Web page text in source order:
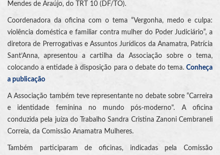
Mendes de Araújo, do TRT 10 (DF/TO).
Coordenadora da oficina com o tema “Vergonha, medo e culpa:
violência doméstica e familiar contra mulher do Poder Judiciário”, a
diretora de Prerrogativas e Assuntos Jurídicos da Anamatra, Patrícia
Sant’Anna, apresentou a cartilha da Associação sobre o tema,
colocando a entidade à disposição para o debate do tema. Conheça
a publicação
A Associação também teve representante no debate sobre “Carreira
e identidade feminina no mundo pós-moderno". A oficina
conduzida pela juíza do Trabalho Sandra Cristina Zanoni Cembraneli
Correia, da Comissão Anamatra Mulheres.
Também participaram de oficinas, indicadas pela Comissão